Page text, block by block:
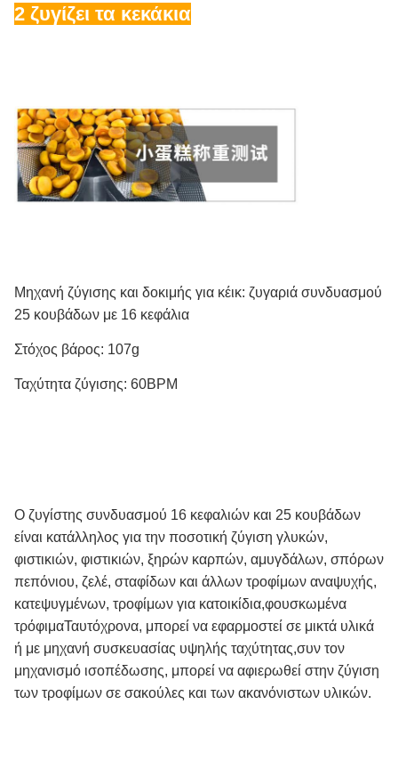
2 ζυγίζει τα κεκάκια
Μηχανή ζύγισης και δοκιμής για κέικ: ζυγαριά συνδυασμού
25 κουβάδων με 16 κεφάλια
Στόχος βάρος: 107g
Ταχύτητα ζύγισης: 60BPM
Ο ζυγίστης συνδυασμού 16 κεφαλιών και 25 κουβάδων
είναι κατάλληλος για την ποσοτική ζύγιση γλυκών,
φιστικιών, φιστικιών, ξηρών καρπών, αμυγδάλων, σπόρων
πεπόνιου, ζελέ, σταφίδων και άλλων τροφίμων αναψυχής,
κατεψυγμένων, τροφίμων για κατοικίδια,φουσκωμένα
τρόφιμαΤαυτόχρονα, μπορεί να εφαρμοστεί σε μικτά υλικά
ή με μηχανή συσκευασίας υψηλής ταχύτητας,συν τον
μηχανισμό ισοπέδωσης, μπορεί να αφιερωθεί στην ζύγιση
των τροφίμων σε σακούλες και των ακανόνιστων υλικών.